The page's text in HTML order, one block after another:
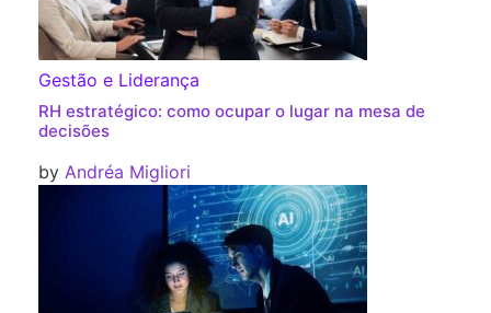
Gestão e Liderança
RH estratégico: como ocupar o lugar na mesa de
decisões
by Andréa Migliori